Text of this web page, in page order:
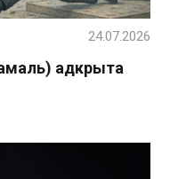
адкрыта
24.07.2026